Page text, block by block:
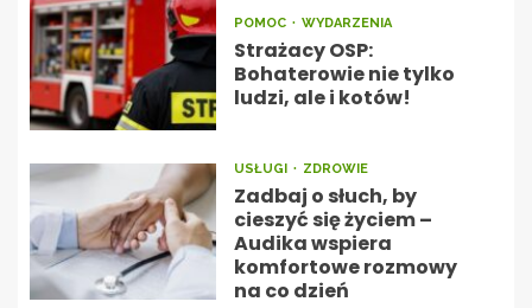
POMOC WYDARZENIA
Strażacy OSP:
Bohaterowie nie tylko
ludzi, ale i kotów!
USŁUGI ZDROWIE
Zadbaj o słuch, by
cieszyć się życiem –
Audika wspiera
komfortowe rozmowy
na co dzień